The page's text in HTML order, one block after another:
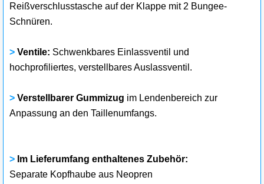
Reißverschlusstasche auf der Klappe mit 2 Bungee-
Schnüren.
> Ventile: Schwenkbares Einlassventil und
hochprofiliertes, verstellbares Auslassventil.
> Verstellbarer Gummizug im Lendenbereich zur
Anpassung an den Taillenumfangs.
> Im Lieferumfang enthaltenes Zubehör:
Separate Kopfhaube aus Neopren